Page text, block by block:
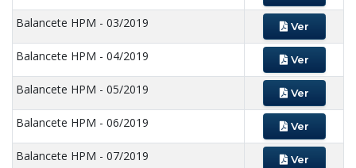
Balancete HPM - 03/2019 Ver
Balancete HPM - 04/2019 Ver
Balancete HPM - 05/2019 Ver
Balancete HPM - 06/2019 Ver
Balancete HPM - 07/2019 Ver